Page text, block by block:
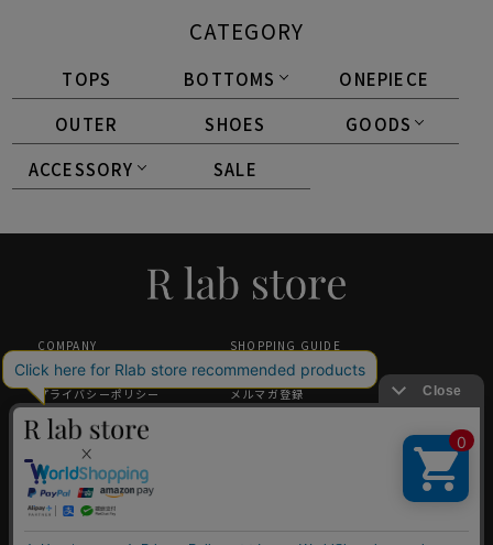
CATEGORY
TOPS BOTTOMS
ONEPIECE
OUTER
SHOES
GOODS
ACCESSORY
SALE
COMPANY
SHOPPING GUIDE
特定商取引法に基づく表記
返品・交換について
プライバシーポリシー
メルマガ登録
採用情報
中国小红书旗舰店（唯一官方）
GLOBAL SHOPPING GUIDANCE